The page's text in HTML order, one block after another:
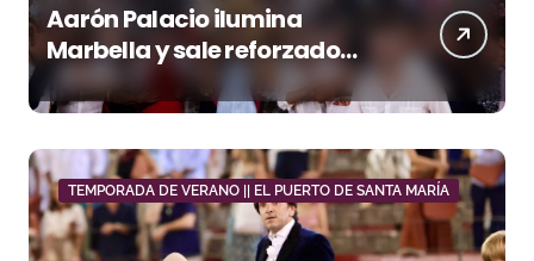
Aarón Palacio ilumina
Marbella y sale reforzado
junto a Manzanares y
Morante
TEMPORADA DE VERANO || EL PUERTO DE SANTA MARÍA